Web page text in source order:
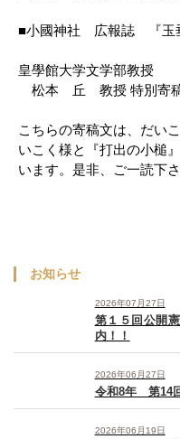
■小國神社 広報誌 『玉
皇學館大学文学部教授
松本 丘 教授 特別寄稿
こちらの寄稿文は、だい
いこく様と『打出の小槌
います。是非、ご一読下さ
お知らせ
2026年07月27日
第１５回公開
内！！
2026年06月27日
令和8年 第14
2026年06月19日